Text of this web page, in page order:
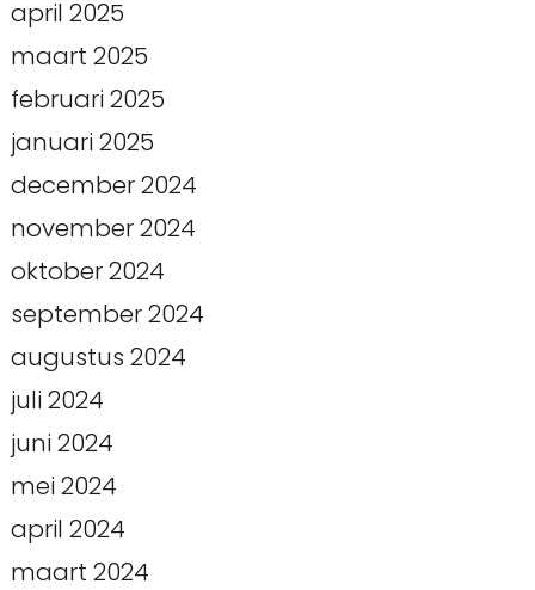
april 2025
maart 2025
februari 2025
januari 2025
december 2024
november 2024
oktober 2024
september 2024
augustus 2024
juli 2024
juni 2024
mei 2024
april 2024
maart 2024